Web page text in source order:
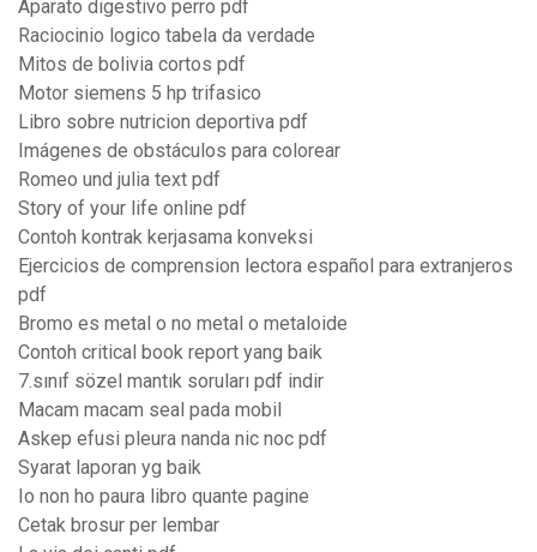
Aparato digestivo perro pdf
Raciocinio logico tabela da verdade
Mitos de bolivia cortos pdf
Motor siemens 5 hp trifasico
Libro sobre nutricion deportiva pdf
Imágenes de obstáculos para colorear
Romeo und julia text pdf
Story of your life online pdf
Contoh kontrak kerjasama konveksi
Ejercicios de comprension lectora español para extranjeros
pdf
Bromo es metal o no metal o metaloide
Contoh critical book report yang baik
7.sınıf sözel mantık soruları pdf indir
Macam macam seal pada mobil
Askep efusi pleura nanda nic noc pdf
Syarat laporan yg baik
Io non ho paura libro quante pagine
Cetak brosur per lembar